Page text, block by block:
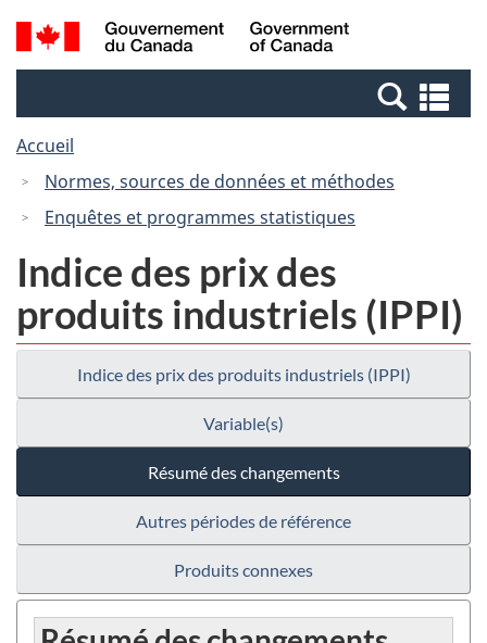
Passer
au
Passer
à
Canada
Recherche
et
et
Accueil
Normes, sources de données et méthodes
Enquêtes et programmes statistiques
Indice des prix des
produits industriels (IPPI)
Indice des prix des produits industriels (IPPI)
Variable(s)
Résumé des changements
Autres périodes de référence
Produits connexes